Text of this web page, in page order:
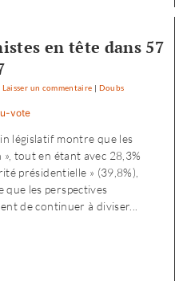
en tête dans 57
Laisser un commentaire on
:
«
ma
campagne
n’est
| Doubs
législatif montre que les
tout en étant avec 28,3%
présidentielle » (39,8%),
les perspectives
de continuer à diviser...